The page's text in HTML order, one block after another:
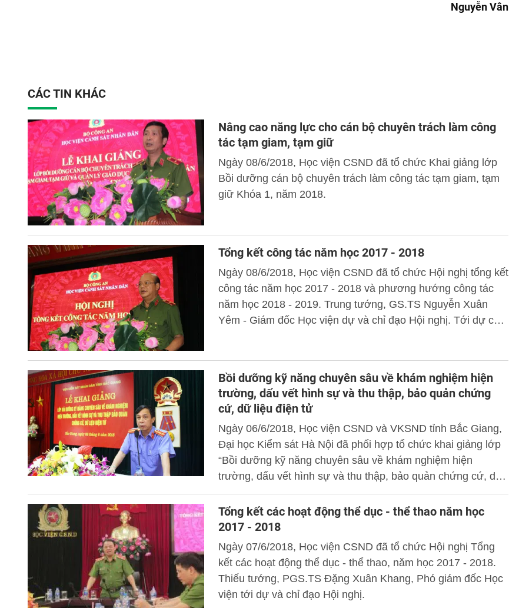
Nguyễn Vân
CÁC TIN KHÁC
Nâng cao năng lực cho cán bộ chuyên trách làm công
tác tạm giam, tạm giữ
Ngày 08/6/2018, Học viện CSND đã tổ chức Khai giảng lớp
Bồi dưỡng cán bộ chuyên trách làm công tác tạm giam, tạm
giữ Khóa 1, năm 2018.
Tổng kết công tác năm học 2017 - 2018
Ngày 08/6/2018, Học viện CSND đã tổ chức Hội nghị tổng kết
công tác năm học 2017 - 2018 và phương hướng công tác
năm học 2018 - 2019. Trung tướng, GS.TS Nguyễn Xuân
Yêm - Giám đốc Học viện dự và chỉ đạo Hội nghị. Tới dự còn
Bồi dưỡng kỹ năng chuyên sâu về khám nghiệm hiện
trường, dấu vết hình sự và thu thập, bảo quản chứng
cứ, dữ liệu điện tử
Ngày 06/6/2018, Học viện CSND và VKSND tỉnh Bắc Giang,
Đại học Kiểm sát Hà Nội đã phối hợp tổ chức khai giảng lớp
“Bồi dưỡng kỹ năng chuyên sâu về khám nghiệm hiện
trường, dấu vết hình sự và thu thập, bảo quản chứng cứ, dữ
liệu điện tử”.
Tổng kết các hoạt động thể dục - thể thao năm học
2017 - 2018
Ngày 07/6/2018, Học viện CSND đã tổ chức Hội nghị Tổng
kết các hoạt động thể dục - thể thao, năm học 2017 - 2018.
Thiếu tướng, PGS.TS Đặng Xuân Khang, Phó giám đốc Học
viện tới dự và chỉ đạo Hội nghị.